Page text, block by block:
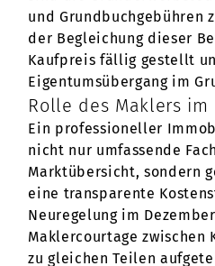
und Grundbuchgebühren
der Begleichung dieser
Kaufpreis fällig gestellt
Eigentumsübergang im
Rolle des Maklers im
Ein professioneller
nicht nur umfassende
Marktübersicht, sondern
eine transparente
Neuregelung im
Maklercourtage zwischen
zu gleichen Teilen